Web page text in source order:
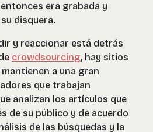
era grabada y
disquera.
y reaccionar está detrás
crowdsourcing, hay sitios
a una gran
que trabajan
analizan los artículos que
de su público y de acuerdo
de las búsquedas y la